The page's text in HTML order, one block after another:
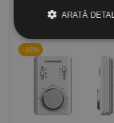
-16%
ARATĂ